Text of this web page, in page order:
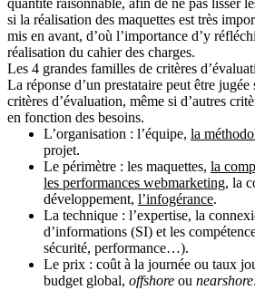
quantité raisonnable, afin de ne pas lisser
si la réalisation des maquettes est très
mis en avant, d’où l’importance d’y
réalisation du cahier des charges.
Les 4 grandes familles de critères
La réponse d’un prestataire peut être
critères d’évaluation, même si d’autres
en fonction des besoins.
L’organisation : l’équipe, la
projet.
Le périmètre : les maquettes, la
les performances webmarketing, la
développement, l’infogérance.
La technique : l’expertise, la
d’informations (SI) et les
sécurité, performance…).
Le prix : coût à la journée ou taux
budget global, offshore ou nearshore.